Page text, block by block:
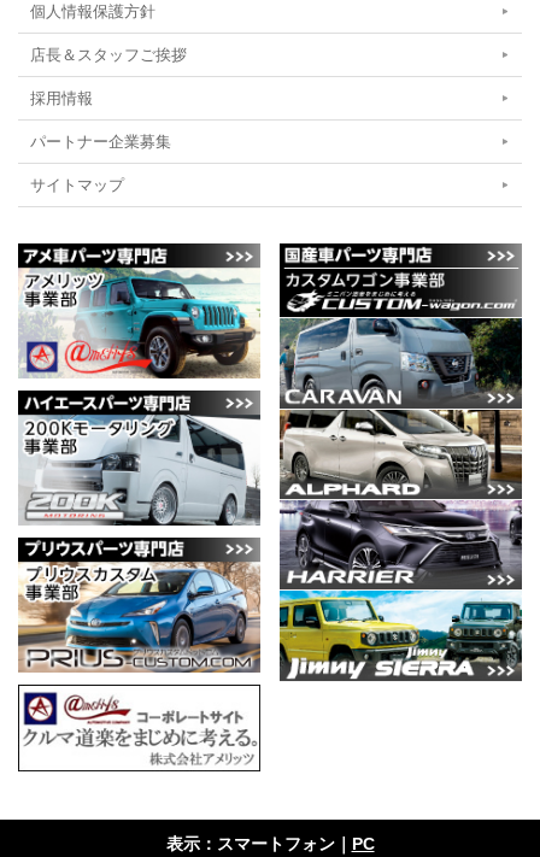
個人情報保護方針
店長＆スタッフご挨拶
採用情報
パートナー企業募集
サイトマップ
表示：スマートフォン｜ PC